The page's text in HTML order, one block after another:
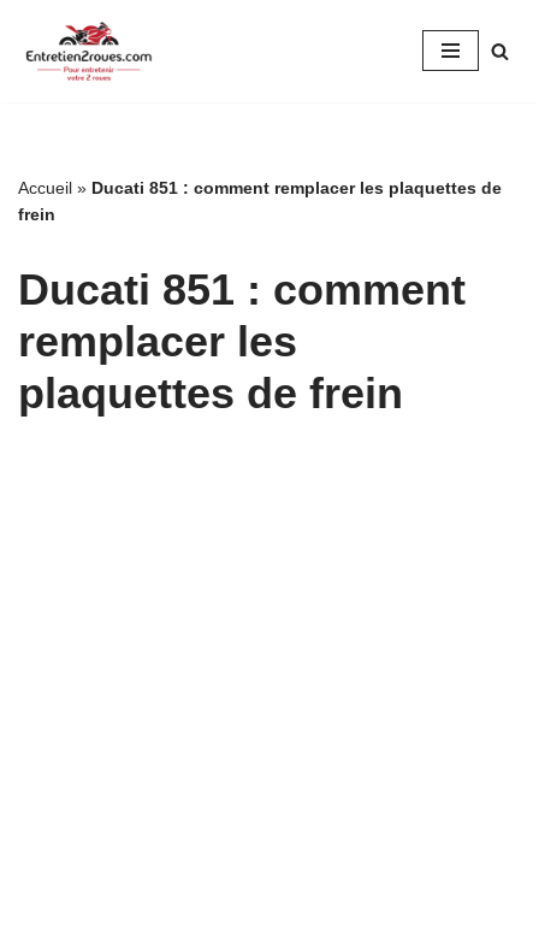
Aller
Accueil » Ducati 851 : comment remplacer les plaquettes de
frein
Ducati 851 : comment
remplacer les
plaquettes de frein